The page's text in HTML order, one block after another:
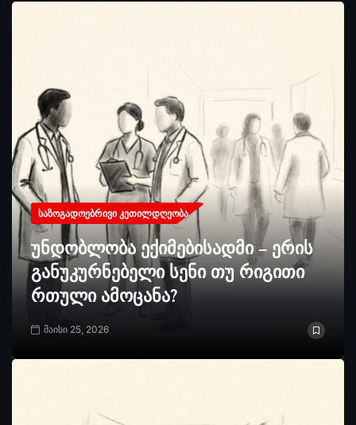
ᲡᲐᲖᲝᲒᲐᲓᲝᲔᲑᲠᲘᲕᲘ ᲙᲔᲗᲘᲚᲓᲦᲔᲝᲑᲐ
უნდობლობა ექიმებისადმი – ერის
განუკურნებელი სენი თუ რიგითი
რთული ამოცანა?
მაისი 25, 2026